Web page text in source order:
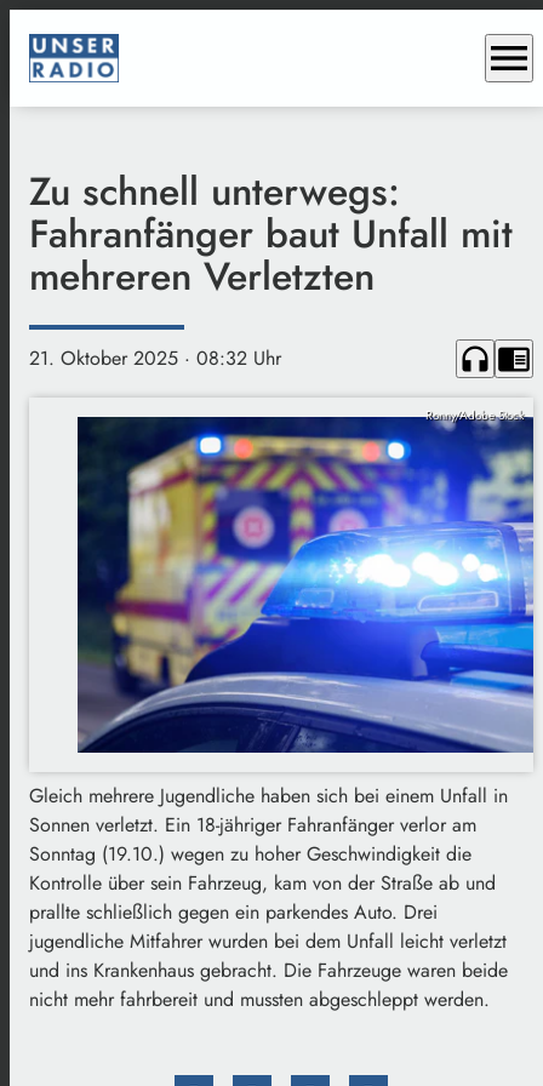
menu
Zu schnell unterwegs:
Fahranfänger baut Unfall mit
mehreren Verletzten
21. Oktober 2025 · 08:32 Uhr headphones chrome_reader_mode
Ronny/Adobe Stock
Gleich mehrere Jugendliche haben sich bei einem Unfall in
Sonnen verletzt. Ein 18-jähriger Fahranfänger verlor am
Sonntag (19.10.) wegen zu hoher Geschwindigkeit die
Kontrolle über sein Fahrzeug, kam von der Straße ab und
prallte schließlich gegen ein parkendes Auto. Drei
jugendliche Mitfahrer wurden bei dem Unfall leicht verletzt
und ins Krankenhaus gebracht. Die Fahrzeuge waren beide
nicht mehr fahrbereit und mussten abgeschleppt werden.